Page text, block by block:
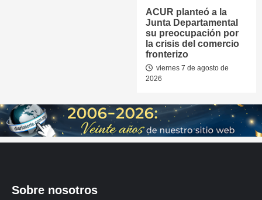
ACUR planteó a la
Junta Departamental
su preocupación por
la crisis del comercio
fronterizo
viernes 7 de agosto de
2026
Sobre nosotros